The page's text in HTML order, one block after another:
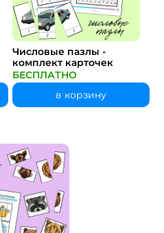
Числовые пазлы -
комплект карточек
БЕСПЛАТНО
в корзину